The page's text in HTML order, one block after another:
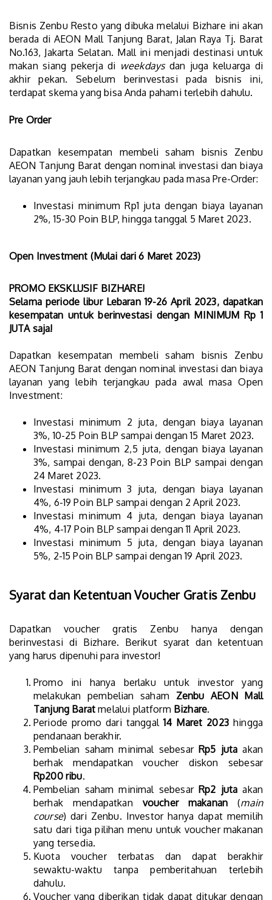
Bisnis Zenbu Resto yang dibuka melalui Bizhare ini akan
berada di AEON Mall Tanjung Barat, Jalan Raya Tj. Barat
No.163, Jakarta Selatan. Mall ini menjadi destinasi untuk
makan siang pekerja di weekdaysdan juga keluarga di
akhir pekan. Sebelum berinvestasi pada bisnis ini,
terdapat skema yang bisa Anda pahami terlebih dahulu.
Pre Order
Dapatkan kesempatan membeli saham bisnis Zenbu
AEON Tanjung Barat dengan nominal investasi dan biaya
layanan yang jauh lebih terjangkau pada masa Pre-Order:
Investasi minimum Rp1 juta dengan biaya layanan
2%, 15-30 Poin BLP, hingga tanggal 5 Maret 2023.
Open Investment (Mulai dari 6 Maret 2023)
PROMO EKSKLUSIF BIZHARE!
Selama periode libur Lebaran 19-26 April 2023, dapatkan
kesempatan untuk berinvestasi dengan MINIMUM Rp 1
JUTA saja!
Dapatkan kesempatan membeli saham bisnis Zenbu
AEON Tanjung Barat dengan nominal investasi dan biaya
layanan yang lebih terjangkau pada awal masa Open
Investment:
Investasi minimum 2 juta, dengan biaya layanan
3%, 10-25 Poin BLP sampai dengan 15 Maret 2023.
Investasi minimum 2,5 juta, dengan biaya layanan
3%, sampai dengan, 8-23 Poin BLP sampai dengan
24 Maret 2023.
Investasi minimum 3 juta, dengan biaya layanan
4%, 6-19 Poin BLP sampai dengan 2 April 2023.
Investasi minimum 4 juta, dengan biaya layanan
4%, 4-17 Poin BLP sampai dengan 11 April 2023.
Investasi minimum 5 juta, dengan biaya layanan
5%, 2-15 Poin BLP sampai dengan 19 April 2023.
Syarat dan Ketentuan Voucher Gratis Zenbu
Dapatkan voucher gratis Zenbu hanya dengan
berinvestasi di Bizhare. Berikut syarat dan ketentuan
yang harus dipenuhi para investor!
Promo ini hanya berlaku untuk investor yang
melakukan pembelian saham Zenbu AEON Mall
Tanjung Barat melalui platform Bizhare.
Periode promo dari tanggal14 Maret 2023hingga
pendanaan berakhir.
Pembelian saham minimal sebesar Rp5 juta akan
berhak mendapatkan voucher diskon sebesar
Rp200 ribu.
Pembelian saham minimal sebesar Rp2 juta akan
berhak mendapatkan voucher makanan (main
course) dari Zenbu. Investor hanya dapat memilih
satu dari tiga pilihan menu untuk voucher makanan
yang tersedia.
Kuota voucher terbatas dan dapat berakhir
sewaktu-waktu tanpa pemberitahuan terlebih
dahulu.
Voucher yang diberikan tidak dapat ditukar dengan